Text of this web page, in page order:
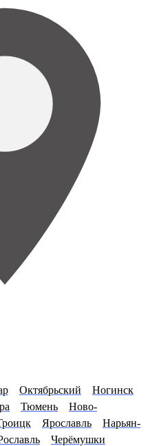
Октябрьский
Ногинск
Тюмень
Ново-
Ярославль
Нарьян-
Черёмушки